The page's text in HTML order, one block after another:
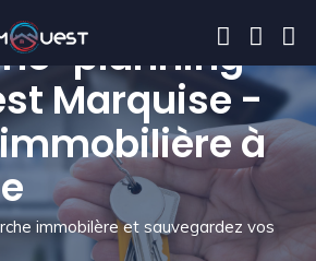
planning -
Marquise -
à
immobilère et sauvegardez vos